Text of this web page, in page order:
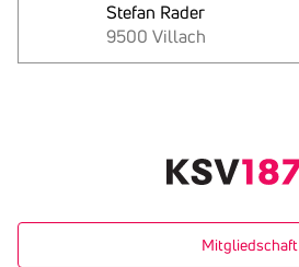
Stefan Rader
9500 Villach
Mitgliedschaft